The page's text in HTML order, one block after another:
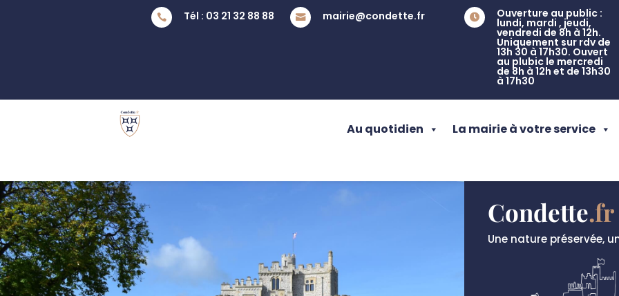
 Ouverture au public :
lundi, mardi , jeudi,
vendredi de 8h à 12h.
Uniquement sur rdv de
13h 30 à 17h30. Ouvert
au plubic le mercredi
de 8h à 12h et de 13h30
à 17h30
 mairie@condette.fr
 Tél : 03 21 32 88 88
Au quotidien La mairie à votre service
Condette.fr
Une nature préservée,